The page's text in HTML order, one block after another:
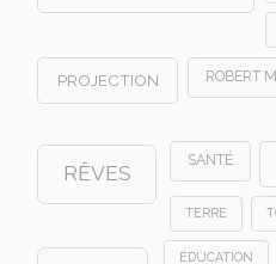
PROJECTION ROBERT
RÊVES
SANTÉ
TERRE
ÉDUCATION